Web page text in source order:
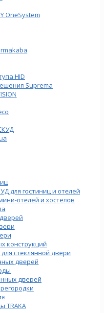
OneSystem
HID
Suprema
для гостиниц и отелей
отелей и хостелов
конструкций
стеклянной двери
дверей
дверей
TRAKA